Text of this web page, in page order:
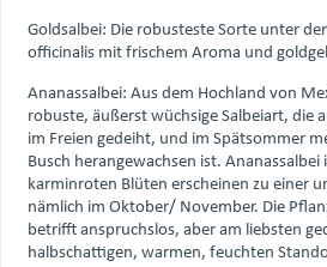
Goldsalbei: Die robusteste Sorte unter
officinalis mit frischem Aroma und
Ananassalbei: Aus dem Hochland von
robuste, äußerst wüchsige Salbeiart, die
im Freien gedeiht, und im Spätsommer
Busch herangewachsen ist.
karminroten Blüten erscheinen zu einer
nämlich im Oktober/ November. Die
betrifft anspruchslos, aber am liebsten
halbschattigen, warmen, feuchten